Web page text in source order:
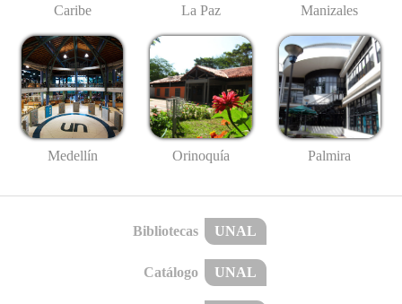
Caribe La Paz Manizales
Medellín Orinoquía Palmira
Bibliotecas UNAL
Catálogo UNAL